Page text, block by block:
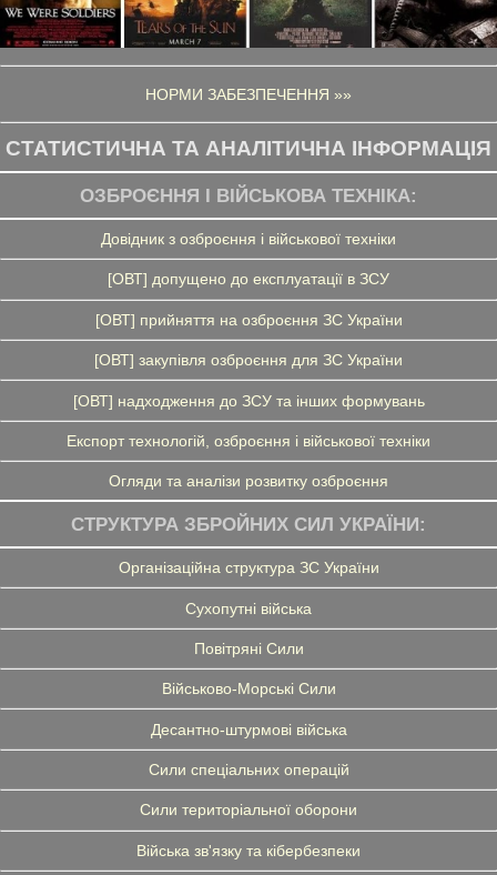
НОРМИ ЗАБЕЗПЕЧЕННЯ »»
СТАТИСТИЧНА ТА АНАЛІТИЧНА ІНФОРМАЦІЯ
ОЗБРОЄННЯ І ВІЙСЬКОВА ТЕХНІКА:
Довідник з озброєння і військової техніки
[ОВТ] допущено до експлуатації в ЗСУ
[ОВТ] прийняття на озброєння ЗС України
[ОВТ] закупівля озброєння для ЗС України
[ОВТ] надходження до ЗСУ та інших формувань
Експорт технологій, озброєння і військової техніки
Огляди та аналізи розвитку озброєння
СТРУКТУРА ЗБРОЙНИХ СИЛ УКРАЇНИ:
Організаційна структура ЗС України
Сухопутні війська
Повітряні Сили
Військово-Морські Сили
Десантно-штурмові війська
Сили спеціальних операцій
Сили територіальної оборони
Війська зв'язку та кібербезпеки